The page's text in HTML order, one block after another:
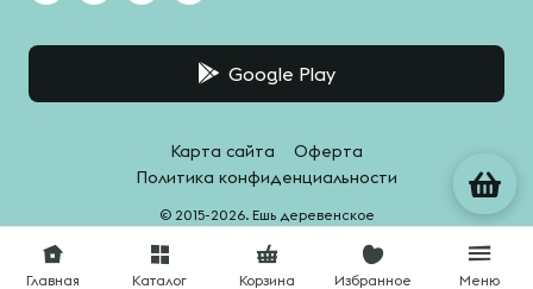
Главная Каталог Корзина Избранное Меню
Google Play
© 2015-2026. Ешь деревенское
Карта сайта
Оферта
Политика конфиденциальности
Система качества - HACCPro